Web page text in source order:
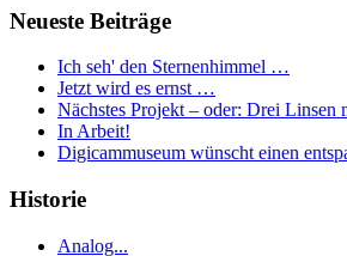
Neueste Beiträge
Ich seh' den Sternenhimmel …
Jetzt wird es ernst …
Nächstes Projekt – oder: Drei Linsen
In Arbeit!
Digicammuseum wünscht einen
Historie
Analog...